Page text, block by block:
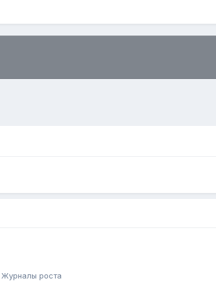
Журналы роста